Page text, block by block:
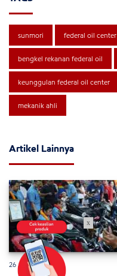
sunmori federal oil center
bengkel rekanan federal oil
keunggulan federal oil center
mekanik ahli
Artikel Lainnya
26 Januari 2025
x